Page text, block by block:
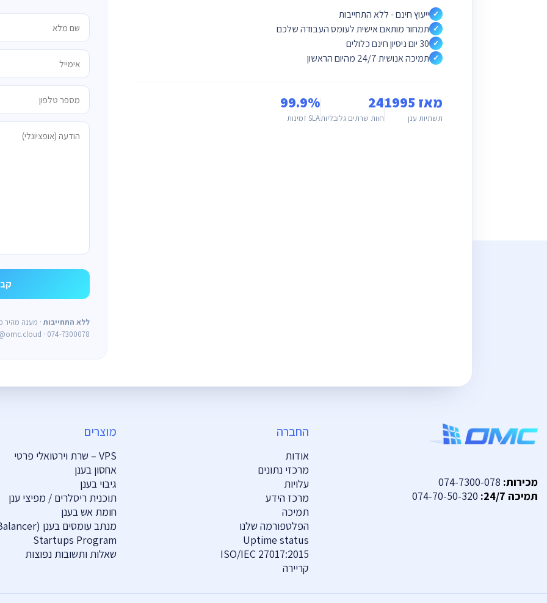
✓ ייעוץ חינם - ללא התחייבות
✓ תמחור מותאם אישית לעומס העבודה שלכם
✓ 30 יום ניסיון חינם כלולים
✓ תמיכה אנושית 24/7 מהיום הראשון
מאז 1995
תשתיות ענן
24
חוות שרתים גלובליות
99.9%
SLA זמינות
ללא התחייבות· מענה מהיר
· 074-7300078
מכירות: 074-7300-078
תמיכה 24/7:
074-70-50-320
החברה
אודות
מרכזי נתונים
עלויות
מרכז הידע
תמיכה
הפלטפורמה שלנו
Uptime status
ISO/IEC 27017:2015
קריירה
מוצרים
VPS – שרת וירטואלי פרטי
אחסון בענן
גיבוי בענן
תוכנית ריסלרים / מפיצי ענן
חומת אש בענן
מנתב עומסים בענן (Load Balancer)
Startups Program
שאלות ותשובות נפוצות